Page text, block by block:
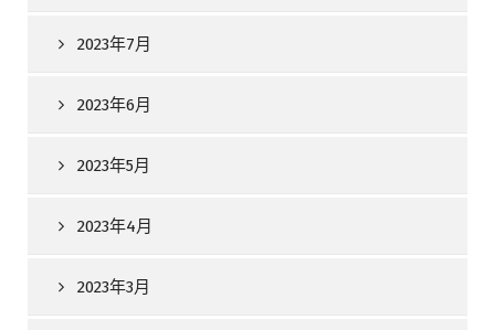
2023年7月
2023年6月
2023年5月
2023年4月
2023年3月